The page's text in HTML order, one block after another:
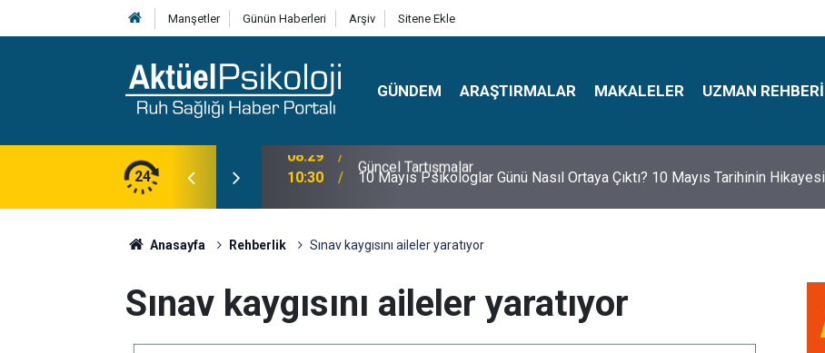
Manşetler Günün Haberleri Arşiv Sitene Ekle
GÜNDEM ARAŞTIRMALAR MAKALELER UZMAN REHBERI
24
Klinik Özellikleri, Tanı Kriterleri ve
10:30 10 Mayıs Psikologlar Günü Nasıl Ortaya Çıktı? 10 Mayıs Tarihinin Hikayesi
Anasayfa Rehberlik Sınav kaygısını aileler yaratıyor
Sınav kaygısını aileler yaratıyor